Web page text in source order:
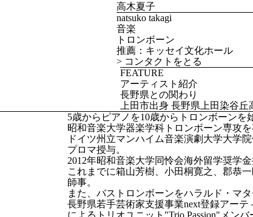
高木夏子
natsuko takagi
音楽
トロンボーン
推薦：キッセイ文化ホール
> コンタクトをとる
FEATURE
アーティスト紹介
長野県との関わり
上田市出身 長野県上田染谷丘
5歳からピアノを10歳からトロンボーンを
昭和音楽大学器楽学科トロンボーン専攻を
ドイツ州立マンハイム音楽演劇大学大学
プロマ授与。
2012年昭和音楽大学同怜会海外留学奨学金
これまでに箱山芳樹、小田桐寛之、郡恭
師事。
また、バストロンボーンをハラルド・マタ
長野県若手芸術家支援事業next登録アー
によるトリオユニット"Trio Passion"メンバ